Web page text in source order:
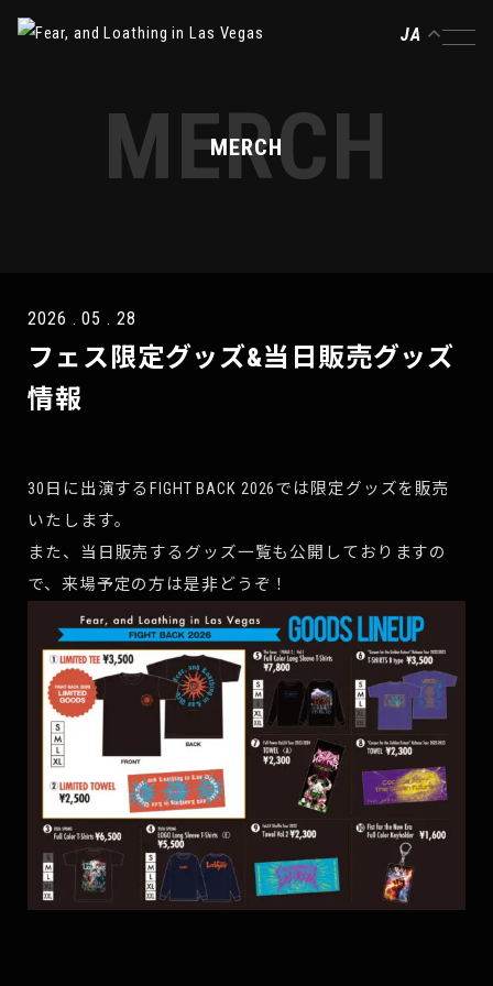
JA
MERCH
MERCH
2026 . 05 . 28
フェス限定グッズ&当日販売グッズ
情報
30日に出演するFIGHT BACK 2026では限定グッズを販売
いたします。
また、当日販売するグッズ一覧も公開しておりますの
で、来場予定の方は是非どうぞ！